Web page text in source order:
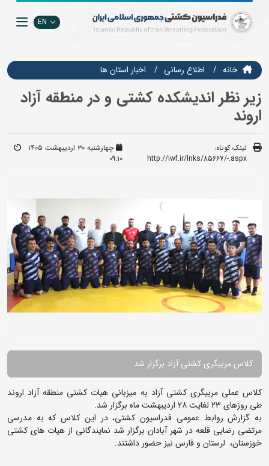
EN
خانه اطلاع رسانی اخبار استان ها
زیر نظر اندیشکده کشتی و در منطقه آزاد
اروند
لینک کوتاه:
http://iwf.ir/lnks/85667/-.aspx
چهارشنبه ۳۰ اردیبهشت ۱۴۰۵
09:10
کلاس مربیگری کشتی آزاد برگزار شد
کلاس عملی مربیگری کشتی آزاد به میزبانی هیات کشتی منطقه آزاد اروند
طی روزهای ۲۳ لغایت ۲۸ اردیبهشت ماه برگزار شد.
به گزارش روابط عمومی فدراسیون کشتی، در این کلاس که به مدرسی
مرتضی رضایی قلعه در شهر آبادان برگزار شد نمایندگانی از هیات های کشتی
خوزستان، لرستان و فارس نیز حضور داشتند.